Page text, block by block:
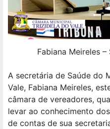
Fabiana Meireles
A secretária de Saúde do
Vale, Fabiana Meireles,
câmara de vereadores,
levar ao conhecimento
de contas de sua